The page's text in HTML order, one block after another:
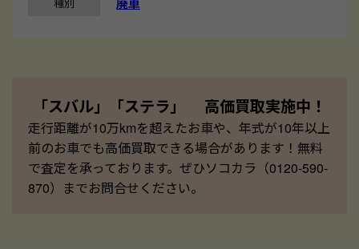
「スバル」「ステラ」 高価買取実施中！
走行距離が10万kmを超えたお車や、年式が10年以上
前のお車でも高価買取できる場合があります！無料
で査定を承っております。ぜひソコカラ（0120-590-
870）までお問合せください。